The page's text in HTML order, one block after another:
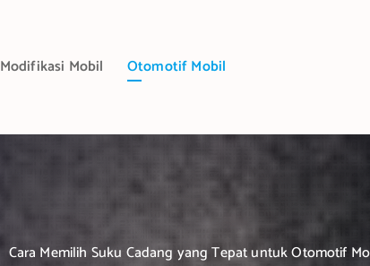
Modifikasi Mobil Otomotif Mobil
Cara Memilih Suku Cadang yang Tepat untuk Otomotif